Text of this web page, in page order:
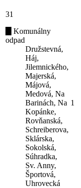
31
Komunálny
odpad
Družstevná,
Háj,
Jilemnického,
Majerská,
Májová,
Medová, Na
Barinách, Na
Kopánke,
Rovňanská,
Schreiberova,
Sklárska,
Sokolská,
Súhradka,
Sv. Anny,
Športová,
Uhrovecká
1